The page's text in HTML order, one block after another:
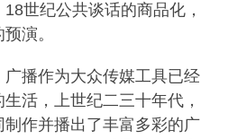
世纪公共谈话的商品化，
演。
播作为大众传媒工具已经
活，上世纪二三十年代，
作并播出了丰富多彩的广